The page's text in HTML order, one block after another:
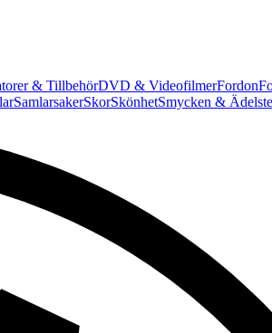
& TillbehörDVD & VideofilmerFordon
SamlarsakerSkorSkönhetSmycken &